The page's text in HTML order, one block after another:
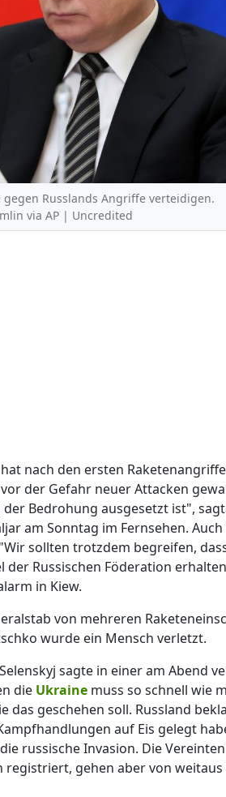
Russlands Angriffe verteidigen.
via AP | Uncredited
nach den ersten
der Gefahr neuer Attacken
Bedrohung ausgesetzt ist",
am Sonntag im Fernsehen.
sollten trotzdem begreifen,
der Russischen Föderation
in Kiew.
von mehreren
wurde ein Mensch verletzt.
sagte in einer am Abend
die Ukraine muss so schnell wie
das geschehen soll. Russland
auf Eis gelegt
russische Invasion. Die
registriert, gehen aber von